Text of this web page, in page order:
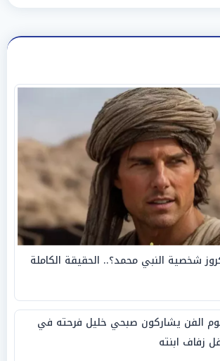
شخصية النبي محمد؟.. الحقيقة الكاملة
الفن يشاركون صبحي خليل فرحته في
زفاف ابنته